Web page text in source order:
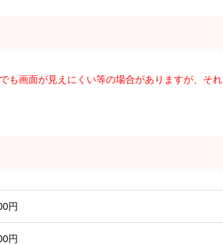
も画面が見えにくい等の場合がありますが、それ
円
円